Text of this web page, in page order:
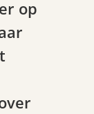
op